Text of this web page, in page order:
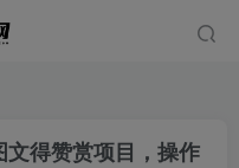
得赞赏项目，操作